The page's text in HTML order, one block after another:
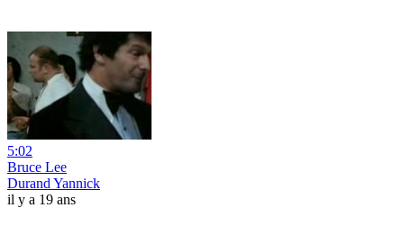
5:02
Bruce Lee
Durand Yannick
il y a 19 ans